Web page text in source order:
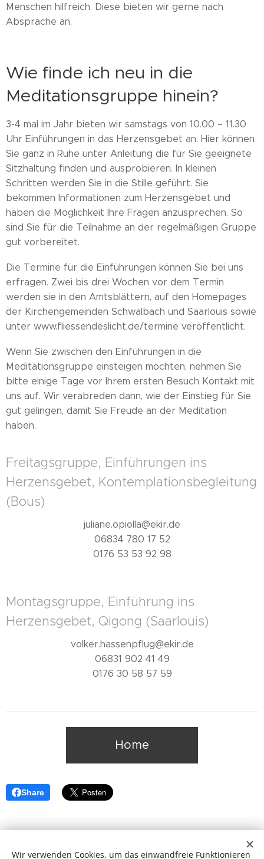
Menschen hilfreich. Diese bieten wir gerne nach
Absprache an.
Wie finde ich neu in die
Meditationsgruppe hinein?
3-4 mal im Jahr bieten wir samstags von 10.00 – 11.30
Uhr Einführungen in das Herzensgebet an. Hier können
Sie ganz in Ruhe unter Anleitung die für Sie geeignete
Sitzhaltung finden und ausprobieren. In kleinen
Schritten werden Sie in die Stille geführt. Sie
bekommen Informationen zum Herzensgebet und
haben die Möglichkeit Ihre Fragen anzusprechen. So
sind Sie für die Teilnahme an der regelmäßigen Gruppe
gut vorbereitet.
Die Termine für die Einführungen können Sie bei uns
erfragen. Zwei bis drei Wochen vor dem Termin
werden sie in den Amtsblättern, auf den Homepages
der Kirchengemeinden Schwalbach und Saarlouis sowie
unter www.fliessendeslicht.de/termine veröffentlicht.
Wenn Sie zwischen den Einführungen in die
Meditationsgruppe einsteigen möchten, nehmen Sie
bitte einige Tage vor Ihrem ersten Besuch Kontakt mit
uns auf. Wir verabreden dann, wie der Einstieg für Sie
gut gelingen, damit Sie Freude an der Meditation
haben.
Freitagsgruppe, Einführungen ins
Herzensgebet, Kontemplationsbegleitung
(Bous)
juliane.opiolla@ekir.de
06834 780 17 52
0176 53 53 92 98
Montagsgruppe, Einführung ins
Herzensgebet, Qigong (Saarlouis)
volker.hassenpflug@ekir.de
06831 902 41 49
0176 30 58 57 59
Home
Share
Wir verwenden Cookies, um das einwandfreie Funktionieren